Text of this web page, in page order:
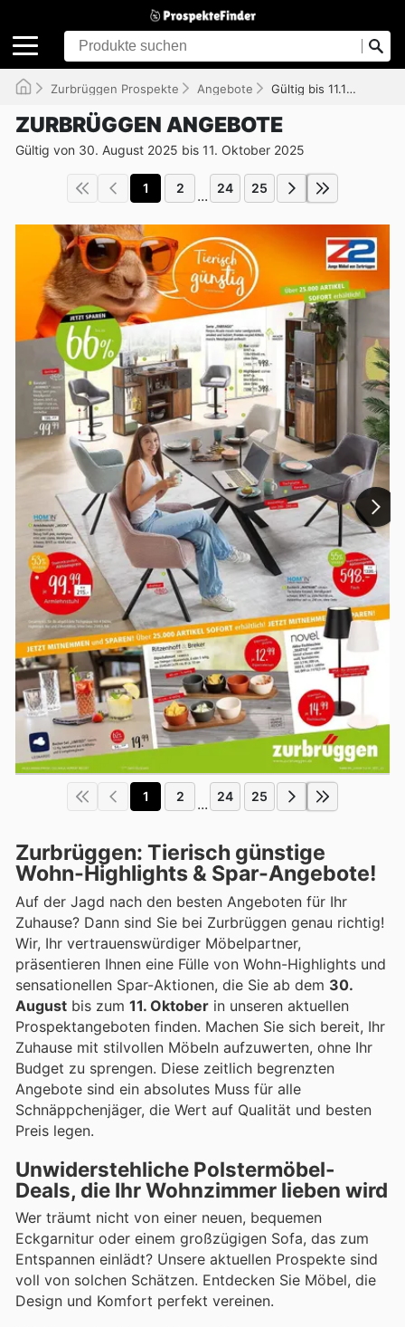
Zurbrüggen Prospekte Angebote Gültig bis 11.10.2025
ZURBRÜGGEN ANGEBOTE
Gültig von 30. August 2025 bis 11. Oktober 2025
1 2 ... 24 25
1 2 ... 24 25
Zurbrüggen: Tierisch günstige
Wohn-Highlights & Spar-Angebote!
Auf der Jagd nach den besten Angeboten für Ihr
Zuhause? Dann sind Sie bei Zurbrüggen genau richtig!
Wir, Ihr vertrauenswürdiger Möbelpartner,
präsentieren Ihnen eine Fülle von Wohn-Highlights und
sensationellen Spar-Aktionen, die Sie ab dem 30.
August bis zum 11. Oktober in unseren aktuellen
Prospektangeboten finden. Machen Sie sich bereit, Ihr
Zuhause mit stilvollen Möbeln aufzuwerten, ohne Ihr
Budget zu sprengen. Diese zeitlich begrenzten
Angebote sind ein absolutes Muss für alle
Schnäppchenjäger, die Wert auf Qualität und besten
Preis legen.
Unwiderstehliche Polstermöbel-
Deals, die Ihr Wohnzimmer lieben wird
Wer träumt nicht von einer neuen, bequemen
Eckgarnitur oder einem großzügigen Sofa, das zum
Entspannen einlädt? Unsere aktuellen Prospekte sind
voll von solchen Schätzen. Entdecken Sie Möbel, die
Design und Komfort perfekt vereinen.